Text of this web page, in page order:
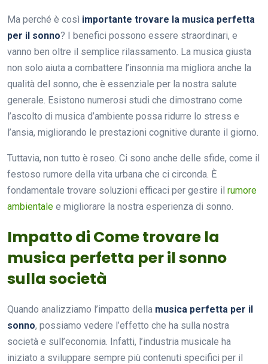
Ma perché è così importante trovare la musica perfetta
per il sonno? I benefici possono essere straordinari, e
vanno ben oltre il semplice rilassamento. La musica giusta
non solo aiuta a combattere l’insonnia ma migliora anche la
qualità del sonno, che è essenziale per la nostra salute
generale. Esistono numerosi studi che dimostrano come
l’ascolto di musica d’ambiente possa ridurre lo stress e
l’ansia, migliorando le prestazioni cognitive durante il giorno.
Tuttavia, non tutto è roseo. Ci sono anche delle sfide, come il
festoso rumore della vita urbana che ci circonda. È
fondamentale trovare soluzioni efficaci per gestire il rumore
ambientale e migliorare la nostra esperienza di sonno.
Impatto di Come trovare la
musica perfetta per il sonno
sulla società
Quando analizziamo l’impatto della musica perfetta per il
sonno, possiamo vedere l’effetto che ha sulla nostra
società e sull’economia. Infatti, l’industria musicale ha
iniziato a sviluppare sempre più contenuti specifici per il